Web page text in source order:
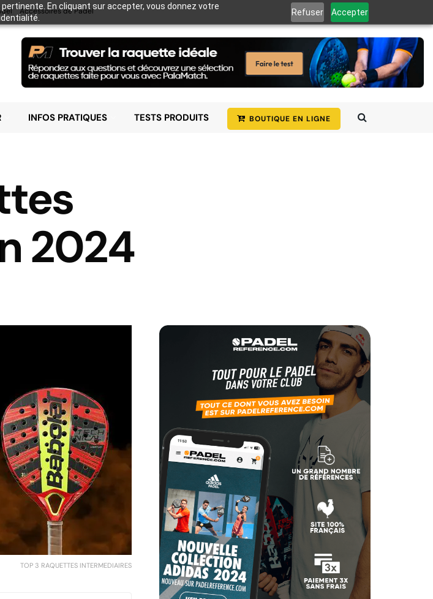
En cliquant sur accepter, vous donnez votre
Refuser Accepter
Accessoires de Padel
INFOS PRATIQUES TESTS PRODUITS BOUTIQUE EN LIGNE
2024
TOP 3 RAQUETTES INTERMEDIAIRES